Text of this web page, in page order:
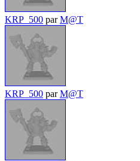
KRP_500 parM@T
KRP_500 parM@T